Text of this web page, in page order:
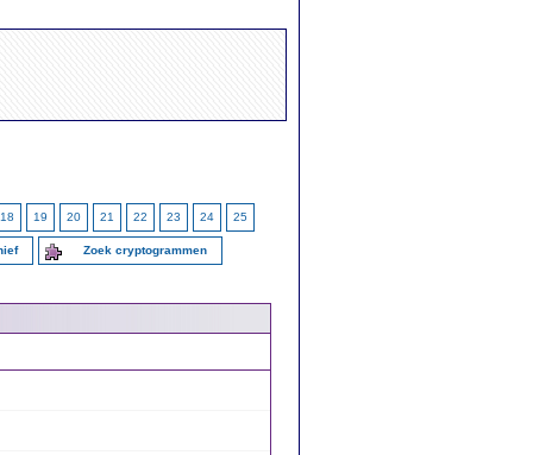
18 19 20 21 22 23 24 25
Zoek cryptogrammen